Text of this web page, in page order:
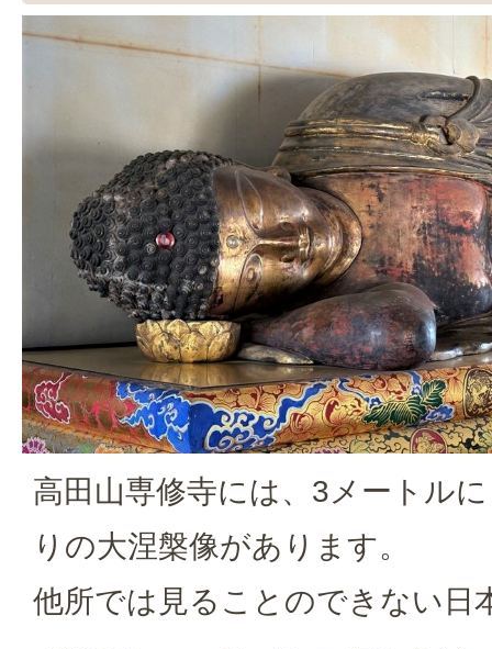
高田山専修寺には、3メートル
りの大涅槃像があります。
他所では見ることのできない日